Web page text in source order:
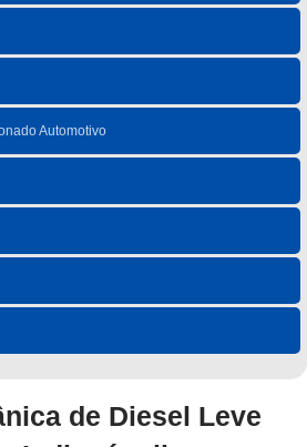
Automotivo
de Diesel Leve